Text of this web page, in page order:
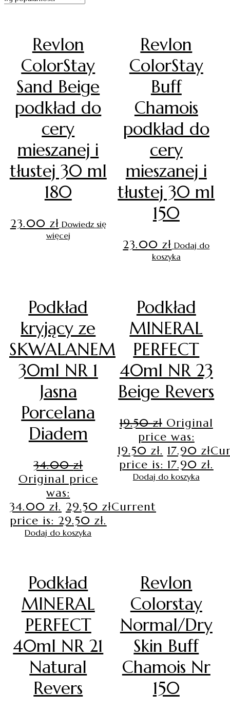
Revlon
ColorStay
Sand Beige
podkład do
cery
mieszanej i
tłustej 30 ml
180
23.00 zł Dowiedz się
więcej
Revlon
ColorStay
Buff
Chamois
podkład do
cery
mieszanej i
tłustej 30 ml
150
23.00zł Dodaj do
koszyka
Podkład
kryjący ze
SKWALANEM
30ml NR 1
Jasna
Porcelana
Diadem
34.00zł
Original price
was:
34.00 zł. 29.50 złCurrent
price is: 29.50 zł.
Dodaj do koszyka
Podkład
MINERAL
PERFECT
40ml NR 23
Beige Revers
19.50zł Original
price was:
19.50 zł. 17.90 zł
price is: 17.90 zł.
Dodaj do koszyka
Podkład
MINERAL
PERFECT
40ml NR 21
Natural
Revers
Revlon
Colorstay
Normal/Dry
Skin Buff
Chamois Nr
150